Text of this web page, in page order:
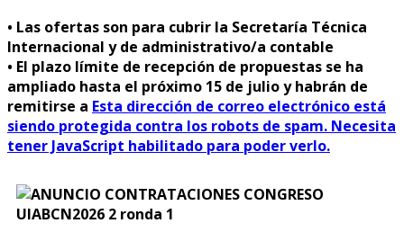
• Las ofertas son para cubrir la Secretaría Técnica
Internacional y de administrativo/a contable
• El plazo límite de recepción de propuestas se ha
ampliado hasta el próximo 15 de julio y habrán de
remitirse a Esta dirección de correo electrónico está
siendo protegida contra los robots de spam. Necesita
tener JavaScript habilitado para poder verlo.